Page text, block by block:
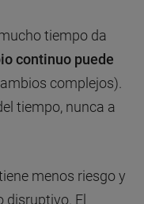
tiempo da
continuo puede
complejos).
tiempo, nunca a
menos riesgo y
disruptivo. El